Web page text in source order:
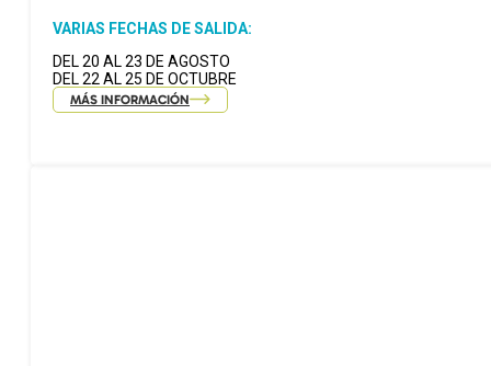
VARIAS FECHAS DE SALIDA:
DEL 20 AL 23 DE AGOSTO
DEL 22 AL 25 DE OCTUBRE
MÁS INFORMACIÓN